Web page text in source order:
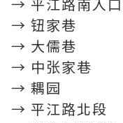
→ 钮家巷
→ 大儒巷
→ 中张家巷
→ 耦园
→ 平江路北段